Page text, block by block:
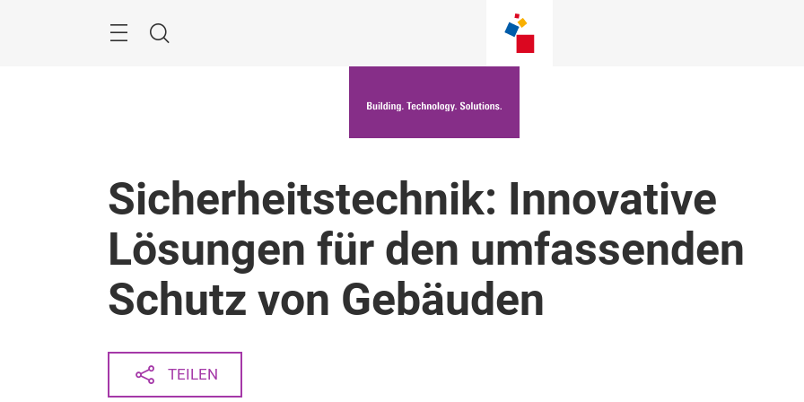
Suche
Sicherheitstechnik: Innovative
Lösungen für den umfassenden
Schutz von Gebäuden
TEILEN